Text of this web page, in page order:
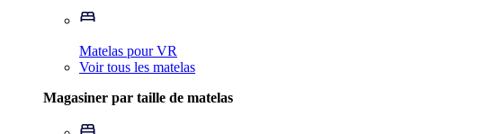
Matelas pour VR
Voir tous les matelas
Magasiner par taille de matelas